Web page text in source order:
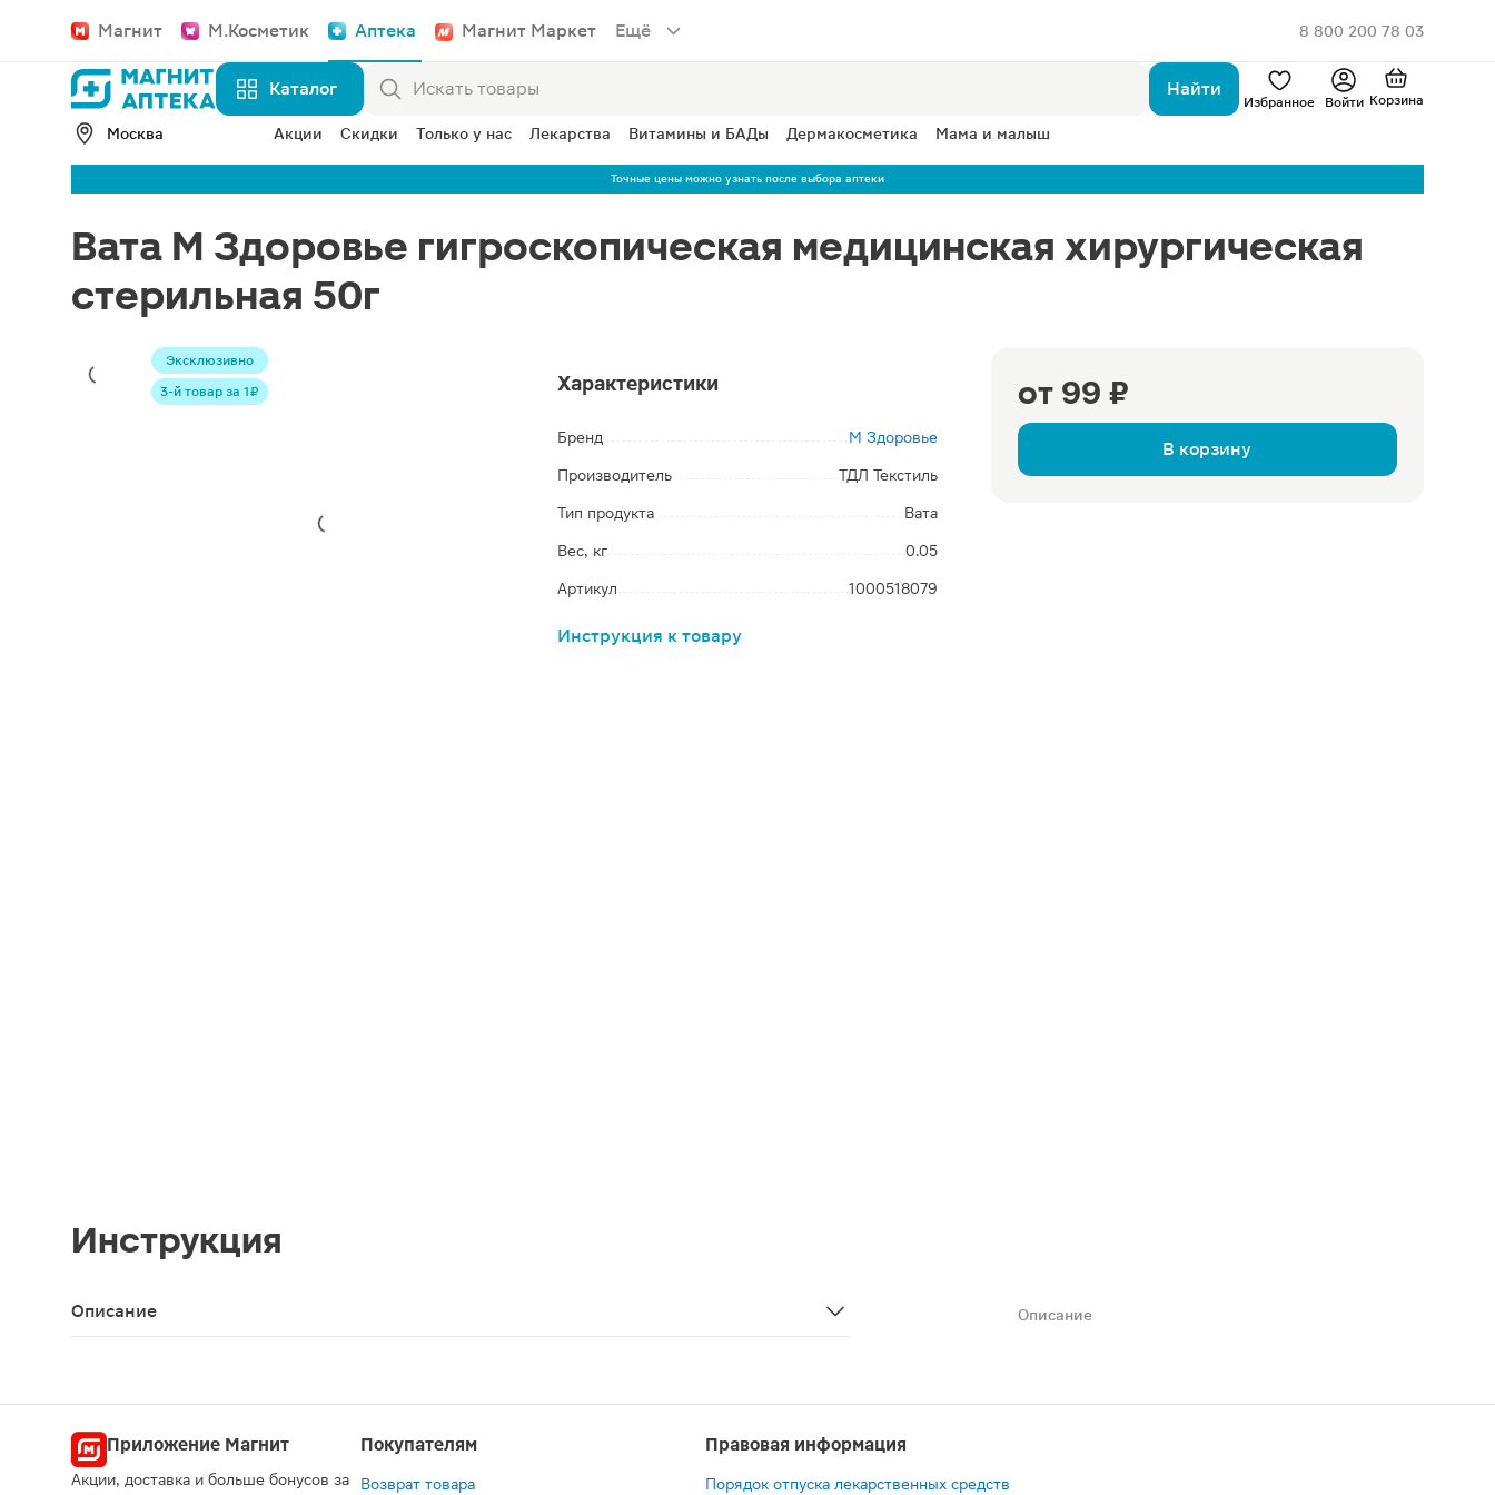
Магнит М.Косметик Аптека Магнит Маркет Ещё 8 800 200 78 03
Каталог Найти
Избранное Войти Корзина
Москва Акции Скидки Только у нас Лекарства Витамины и БАДы Дермакосметика Мама и малыш
Точные цены можно узнать после выбора аптеки
Вата М Здоровье гигроскопическая медицинская хирургическая
стерильная 50г
Эксклюзивно
3-й товар за 1 ₽
от 99 ₽
В корзину
Характеристики
Бренд М Здоровье
Производитель ТДЛ Текстиль
Тип продукта Вата
Вес, кг 0.05
Артикул 1000518079
Инструкция к товару
Инструкция
Описание
Описание
Приложение Магнит
Акции, доставка и больше бонусов за
Покупателям
Возврат товара
Правовая информация
Порядок отпуска лекарственных средств